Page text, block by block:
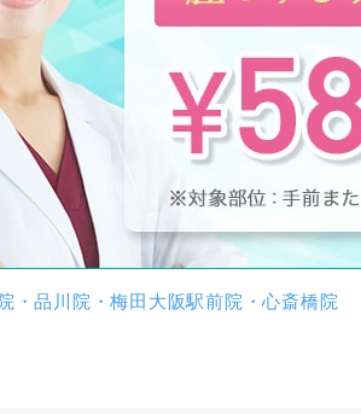
・品川院・梅田大阪駅前院・心斎橋院